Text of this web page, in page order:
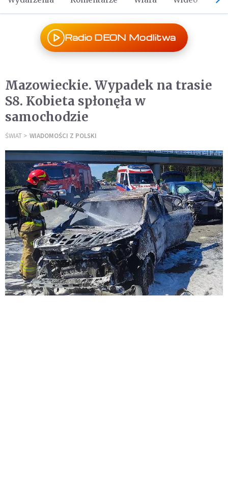
Radio DEON Modlitwa
Mazowieckie. Wypadek na trasie
S8. Kobieta spłonęła w
samochodzie
ŚWIAT WIADOMOŚCI Z POLSKI